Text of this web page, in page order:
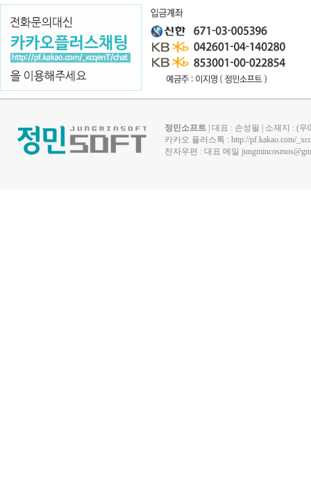
정민소프트 | 대표 : 손성필 | 소재지 : (
카카오 플러스톡 : http://pf.kakao.com/
전자우편 : 대표 메일